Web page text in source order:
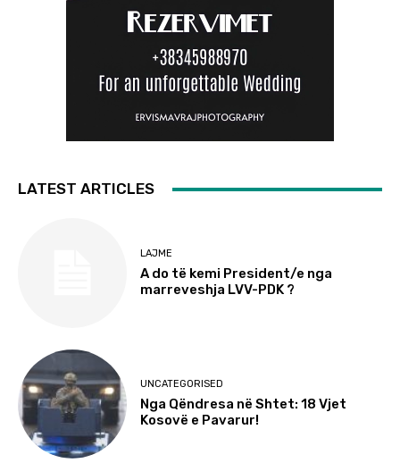
LATEST ARTICLES
LAJME
A do të kemi President/e nga
marreveshja LVV-PDK ?
UNCATEGORISED
Nga Qëndresa në Shtet: 18 Vjet
Kosovë e Pavarur!